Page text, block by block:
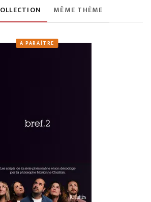
MÊME THÈME
À PARAÎTRE